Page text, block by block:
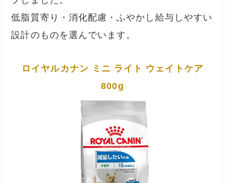
低脂質寄り・消化配慮・ふやかし給与しやすい
設計のものを選んでいます。
ロイヤルカナン ミニ ライト ウェイトケア
800g